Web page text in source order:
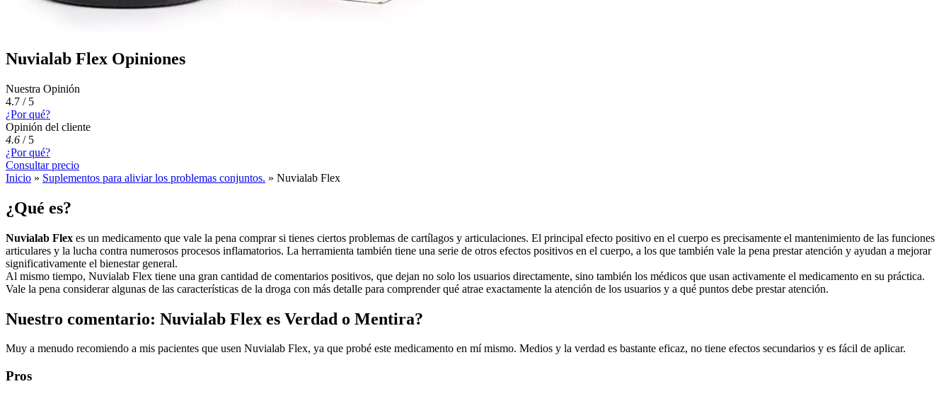
Nuvialab Flex Opiniones
Nuestra Opinión
4.7 / 5
¿Por qué?
Opinión del cliente
4.6 / 5
¿Por qué?
Consultar precio
Inicio » Suplementos para aliviar los problemas conjuntos. » Nuvialab Flex
¿Qué es?
Nuvialab Flex es un medicamento que vale la pena comprar si tienes ciertos problemas de cartílagos y articulaciones. El principal efecto positivo en el cuerpo es precisamente el mantenimiento de las funciones
articulares y la lucha contra numerosos procesos inflamatorios. La herramienta también tiene una serie de otros efectos positivos en el cuerpo, a los que también vale la pena prestar atención y ayudan a mejorar
significativamente el bienestar general.
Al mismo tiempo, Nuvialab Flex tiene una gran cantidad de comentarios positivos, que dejan no solo los usuarios directamente, sino también los médicos que usan activamente el medicamento en su práctica.
Vale la pena considerar algunas de las características de la droga con más detalle para comprender qué atrae exactamente la atención de los usuarios y a qué puntos debe prestar atención.
Nuestro comentario: Nuvialab Flex es Verdad o Mentira?
Muy a menudo recomiendo a mis pacientes que usen Nuvialab Flex, ya que probé este medicamento en mí mismo. Medios y la verdad es bastante eficaz, no tiene efectos secundarios y es fácil de aplicar.
Pros